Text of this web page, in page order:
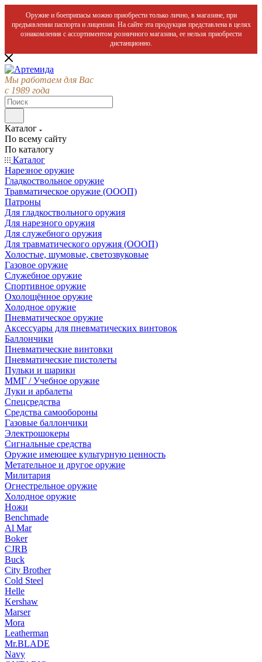
Оружие и боеприпасы можно приобрести только лично, в магазине, при
предъявлении паспорта и лицензии. На сайте эта продукция представлена в целях
ознакомления с ассортиментом розничного магазина, ее нельзя приобрести
дистанционно.
Мы работаем для Вас
с 1989 года
Каталог
По всему сайту
По каталогу
Каталог
Нарезное оружие
Гладкоствольное оружие
Травматическое оружие (ОООП)
Патроны
Для гладкоствольного оружия
Для нарезного оружия
Для служебного оружия
Для травматического оружия (ОООП)
Холостые, шумовые, светозвуковые
Газовое оружие
Служебное оружие
Спортивное оружие
Охолощённое оружие
Холодное оружие
Пневматическое оружие
Аксессуары для пневматических винтовок
Баллончики
Пневматические винтовки
Пневматические пистолеты
Пульки и шарики
ММГ / Учебное оружие
Луки и арбалеты
Спецсредства
Средства самообороны
Газовые баллончики
Электрошокеры
Сигнальные средства
Оружие имеющее культурную ценность
Метательное и другое оружие
Милитария
Огнестрельное оружие
Холодное оружие
Ножи
Benchmade
Al Mar
Boker
CJRB
Buck
City Brother
Cold Steel
Helle
Kershaw
Marser
Mora
Leatherman
Mr.BLADE
Navy